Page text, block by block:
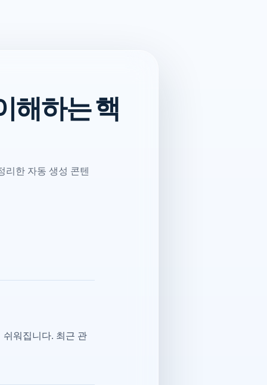
해하는 핵
리한 자동 생성 콘텐
쉬워집니다. 최근 관